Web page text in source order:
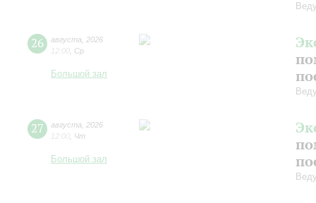
26 августа
2026
12:00 Ср
Большой зал
27 августа
2026
12:00 Чт
Большой зал